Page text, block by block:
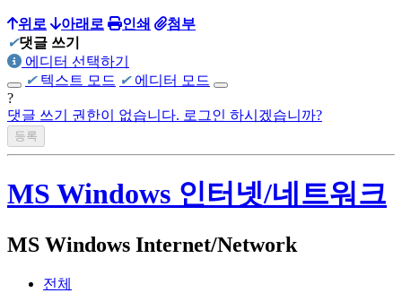
위로 아래로 인쇄
첨부
✔댓글 쓰기
에디터 선택하기
✔ 텍스트 모드 ✔ 에디터 모드
?
댓글 쓰기 권한이 없습니다. 로그인 하시겠습니까?
MS Windows 인터넷/네트워크
MS Windows Internet/Network
전체